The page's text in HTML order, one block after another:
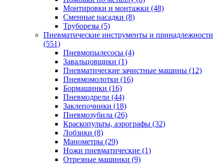
Монтировки и монтажки (48)
Сменные насадки (8)
Труборезы (5)
Пневматические инструменты и принадлежности
(551)
Пневмопылесосы (4)
Завальцовщики (1)
Пневматические зачистные машины (12)
Пневмомолотки (16)
Бормашинки (16)
Пневмодрели (44)
Заклепочники (18)
Пневмозубила (26)
Краскопульты, аэрографы (32)
Лобзики (8)
Манометры (29)
Ножи пневматические (1)
Отрезные машинки (9)